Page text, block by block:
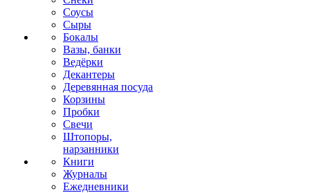
Соусы
Сыры
Бокалы
Вазы, банки
Ведёрки
Декантеры
Деревянная посуда
Корзины
Пробки
Свечи
Штопоры,
нарзанники
Книги
Журналы
Ежедневники